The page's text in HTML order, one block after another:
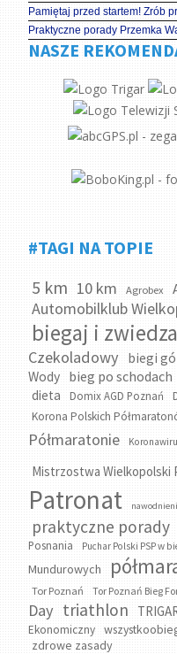
Pamiętaj przed startem! Zrób
Praktyczne porady Przemka
NASZE
#TAGI NA TOPIE
5 km 10 km Agrobex
Automobilklub
biegaj i
Czekoladowy
biegi
Wody bieg po schodach
dieta Domix AGD Poznań
Korona Polskich
Półmaratonie
Mistrzostwa Wielkopolski
Patronat
praktyczne porady
Posnania
Puchar Polski PSP w
Mundurowych
Tor Poznań Tor Poznań Bieg
Day triathlon
Ekonomiczny
zdrowe zasady